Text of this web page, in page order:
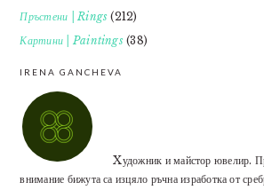
Пръстени | Rings (212)
Картини | Paintings(38)
IRENA GANCHEVA
Xудожник и майстор ювелир.
внимание бижута са изцяло ръчна изработка от